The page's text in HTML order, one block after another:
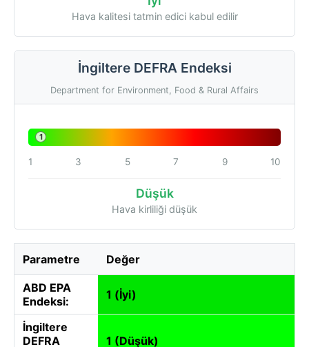
Hava kalitesi tatmin edici kabul edilir
İngiltere DEFRA Endeksi
Department for Environment, Food & Rural Affairs
1
1 3 5 7 9 10
Düşük
Hava kirliliği düşük
Parametre Değer
ABD EPA
Endeksi:
1 (İyi)
İngiltere
DEFRA
1 (Düşük)